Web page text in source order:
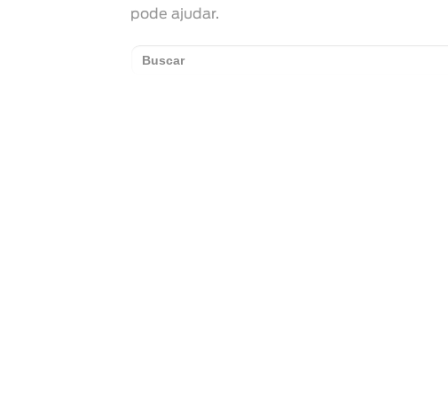
pode ajudar.
for: